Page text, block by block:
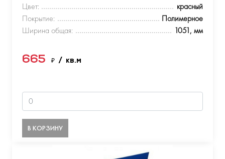
Цвет:
красный
Покрытие:
Полимерное
Ширина общая:
1051, мм
665 ₽ / кв.м
В КОРЗИНУ